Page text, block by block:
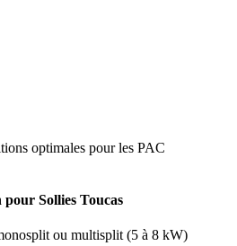
optimales pour les PAC
pour Sollies Toucas
ou multisplit (5 à 8 kW)